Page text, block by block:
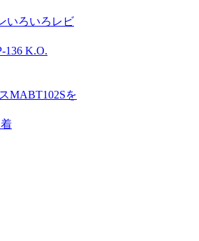
いろいろレビ
136 K.O.
MABT102Sを